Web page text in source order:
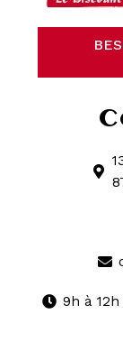
9h à